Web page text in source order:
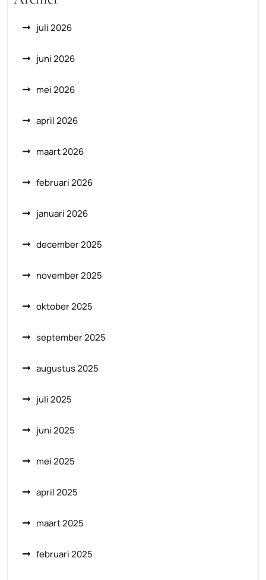
juli 2026
juni 2026
mei 2026
april 2026
maart 2026
februari 2026
januari 2026
december 2025
november 2025
oktober 2025
september 2025
augustus 2025
juli 2025
juni 2025
mei 2025
april 2025
maart 2025
februari 2025